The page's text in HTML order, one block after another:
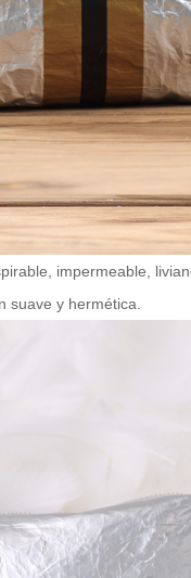
impermeable,
suave y hermética.